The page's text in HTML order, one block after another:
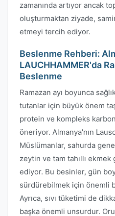
zamanında artıyor ancak
oluşturmaktan ziyade,
etmeyi tercih ediyor.
Beslenme Rehberi:
LAUCHHAMMER'da
Beslenme
Ramazan ayı boyunca
tutanlar için büyük önem
protein ve kompleks
öneriyor. Almanya'nın
Müslümanlar, sahurda
zeytin ve tam tahıllı
ediyor. Bu besinler, gün
sürdürebilmek için önemli
Ayrıca, sıvı tüketimi de
başka önemli unsurdur.